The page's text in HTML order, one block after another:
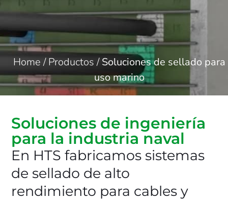
Home/Productos/Soluciones de sellado para
uso marino
Soluciones de ingeniería
para la industria naval
En HTS fabricamos sistemas
de sellado de alto
rendimiento para cables y